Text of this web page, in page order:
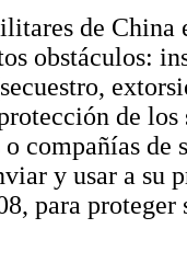
de China
obstáculos:
de
compañías de
y usar a su
para proteger